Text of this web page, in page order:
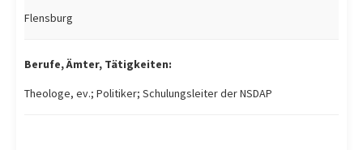
Flensburg
Berufe, Ämter, Tätigkeiten:
Theologe, ev.; Politiker; Schulungsleiter der NSDAP